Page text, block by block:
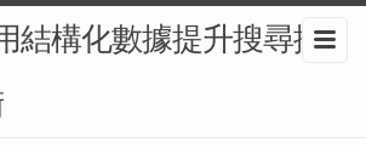
結構化數據提升搜尋排